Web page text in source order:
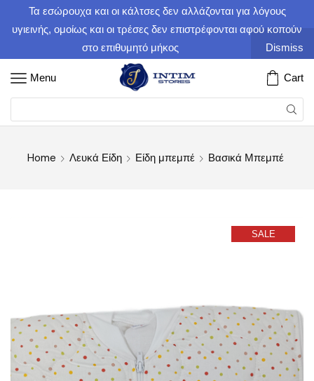
Τα εσώρουχα και οι κάλτσες δεν αλλάζονται για λόγους
υγιεινής, ομοίως και οι τρέσες δεν επιστρέφονται αφού κοπούν
στο επιθυμητό μήκος
Dismiss
Menu Cart
Home Λευκά Είδη Είδη μπεμπέ Βασικά Μπεμπέ
SALE